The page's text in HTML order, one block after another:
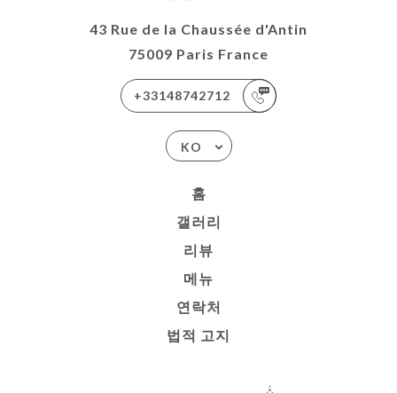
43 Rue de la Chaussée d'Antin
75009 Paris France
+33148742712
KO
홈
갤러리
리뷰
메뉴
연락처
법적 고지